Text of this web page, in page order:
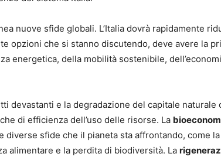
nuove sfide globali. L’Italia dovrà rapidamente
opzioni che si stanno discutendo, deve avere la
energetica, della mobilità sostenibile,
devastanti e la degradazione del capitale naturale
di efficienza dell’uso delle risorse. La
sfide che il pianeta sta affrontando, come
alimentare e la perdita di biodiversità. La